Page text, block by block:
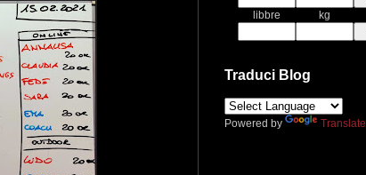
libbre kg
Traduci Blog
Powered by Translate